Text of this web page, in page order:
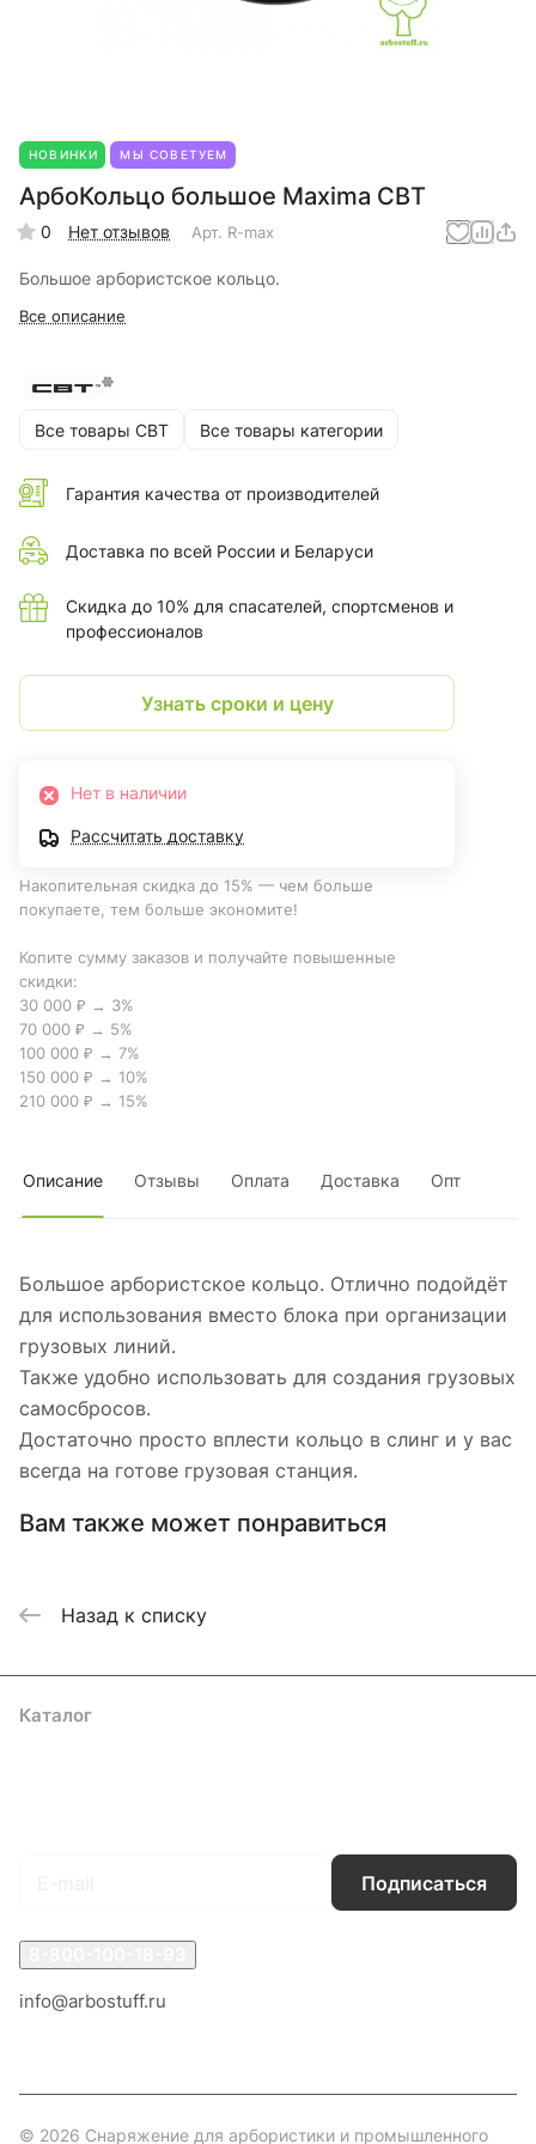
НОВИНКИ МЫ СОВЕТУЕМ
АрбоКольцо большое Maxima СВТ
0 Нет отзывов Арт. R-max
Большое арбористское кольцо.
Все описание
Все товары СВТ Все товары категории
Гарантия качества от производителей
Доставка по всей России и Беларуси
Скидка до 10% для спасателей, спортсменов и
профессионалов
Узнать сроки и цену
Нет в наличии
Рассчитать доставку
Накопительная скидка до 15% — чем больше
покупаете, тем больше экономите!
Копите сумму заказов и получайте повышенные
скидки:
30 000 ₽ → 3%
70 000 ₽ → 5%
100 000 ₽ → 7%
150 000 ₽ → 10%
210 000 ₽ → 15%
Описание Отзывы Оплата Доставка Опт
Большое арбористское кольцо. Отлично подойдёт
для использования вместо блока при организации
грузовых линий.
Также удобно использовать для создания грузовых
самосбросов.
Достаточно просто вплести кольцо в слинг и у вас
всегда на готове грузовая станция.
Вам также может понравиться
Назад к списку
Каталог
Подписаться
info@arbostuff.ru
© 2026 Снаряжение для арбористики и промышленного